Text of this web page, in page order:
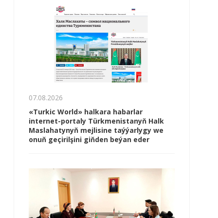
07.08.2026
«Turkic World» halkara habarlar
internet-portaly Türkmenistanyň Halk
Maslahatynyň mejlisine taýýarlygy we
onuň geçirilşini giňden beýan eder